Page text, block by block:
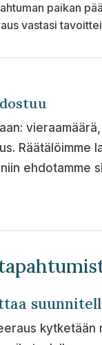
paikan
vastasi
Räätälöimme
ehdotamme
kytketään